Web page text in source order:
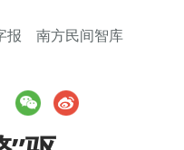
报 南方民间智库